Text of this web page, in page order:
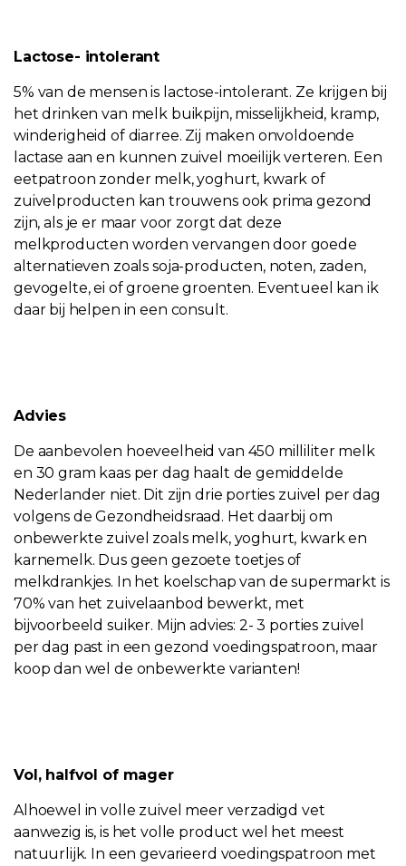
Lactose- intolerant
5% van de mensen is lactose-intolerant. Ze krijgen bij
het drinken van melk buikpijn, misselijkheid, kramp,
winderigheid of diarree. Zij maken onvoldoende
lactase aan en kunnen zuivel moeilijk verteren. Een
eetpatroon zonder melk, yoghurt, kwark of
zuivelproducten kan trouwens ook prima gezond
zijn, als je er maar voor zorgt dat deze
melkproducten worden vervangen door goede
alternatieven zoals soja-producten, noten, zaden,
gevogelte, ei of groene groenten. Eventueel kan ik
daar bij helpen in een consult.
Advies
De aanbevolen hoeveelheid van 450 milliliter melk
en 30 gram kaas per dag haalt de gemiddelde
Nederlander niet. Dit zijn drie porties zuivel per dag
volgens de Gezondheidsraad. Het daarbij om
onbewerkte zuivel zoals melk, yoghurt, kwark en
karnemelk. Dus geen gezoete toetjes of
melkdrankjes. In het koelschap van de supermarkt is
70% van het zuivelaanbod bewerkt, met
bijvoorbeeld suiker. Mijn advies: 2- 3 porties zuivel
per dag past in een gezond voedingspatroon, maar
koop dan wel de onbewerkte varianten!
Vol, halfvol of mager
Alhoewel in volle zuivel meer verzadigd vet
aanwezig is, is het volle product wel het meest
natuurlijk. In een gevarieerd voedingspatroon met